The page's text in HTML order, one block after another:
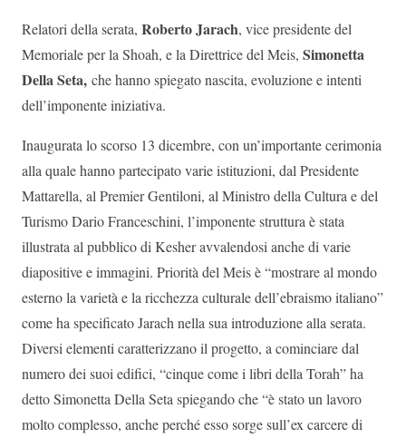
Relatori della serata, Roberto Jarach, vice presidente del
Memoriale per la Shoah, e la Direttrice del Meis, Simonetta
Della Seta, che hanno spiegato nascita, evoluzione e intenti
dell’imponente iniziativa.
Inaugurata lo scorso 13 dicembre, con un’importante cerimonia
alla quale hanno partecipato varie istituzioni, dal Presidente
Mattarella, al Premier Gentiloni, al Ministro della Cultura e del
Turismo Dario Franceschini, l’imponente struttura è stata
illustrata al pubblico di Kesher avvalendosi anche di varie
diapositive e immagini. Priorità del Meis è “mostrare al mondo
esterno la varietà e la ricchezza culturale dell’ebraismo italiano”
come ha specificato Jarach nella sua introduzione alla serata.
Diversi elementi caratterizzano il progetto, a cominciare dal
numero dei suoi edifici, “cinque come i libri della Torah” ha
detto Simonetta Della Seta spiegando che “è stato un lavoro
molto complesso, anche perché esso sorge sull’ex carcere di